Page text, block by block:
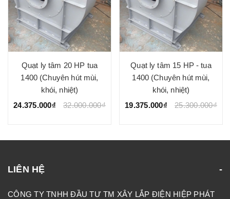
Quạt ly tâm 20 HP tua
1400 (Chuyên hút mùi,
khói, nhiệt)
24.375.000₫
32.000.000₫
Quạt ly tâm 15 HP - tua
1400 (Chuyên hút mùi,
khói, nhiệt)
19.375.000₫
25.300.000₫
LIÊN HỆ
CÔNG TY TNHH ĐẦU TƯ TM XÂY LẮP ĐIỆN HIỆP PHÁT